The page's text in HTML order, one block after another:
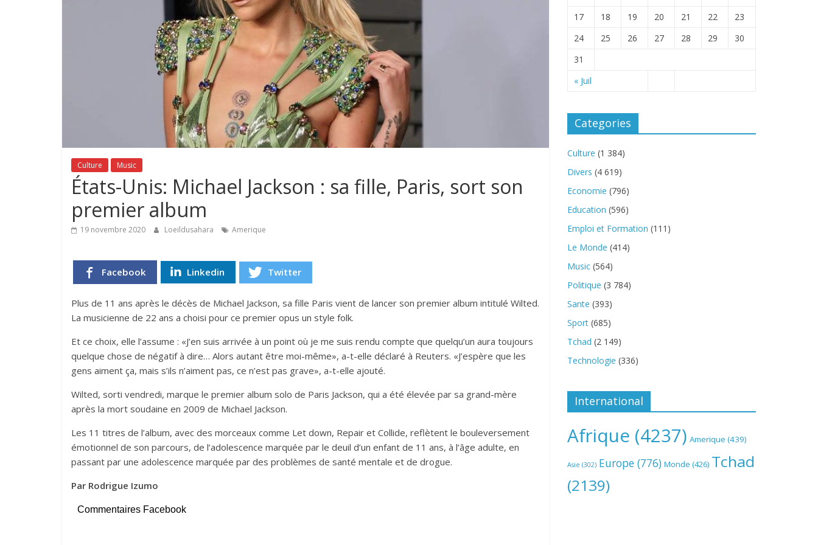
Culture Music
États-Unis: Michael Jackson : sa fille, Paris, sort son
premier album
19 novembre 2020 Loeildusahara Amerique
Facebook Linkedin Twitter
Plus de 11 ans après le décès de Michael Jackson, sa fille Paris vient de lancer son premier album intitulé Wilted.
La musicienne de 22 ans a choisi pour ce premier opus un style folk.
Et ce choix, elle l’assume : «J’en suis arrivée à un point où je me suis rendu compte que quelqu’un aura toujours
quelque chose de négatif à dire… Alors autant être moi-même», a-t-elle déclaré à Reuters. «J’espère que les
gens aiment ça, mais s’ils n’aiment pas, ce n’est pas grave», a-t-elle ajouté.
Wilted, sorti vendredi, marque le premier album solo de Paris Jackson, qui a été élevée par sa grand-mère
après la mort soudaine en 2009 de Michael Jackson.
Les 11 titres de l’album, avec des morceaux comme Let down, Repair et Collide, reflètent le bouleversement
émotionnel de son parcours, de l’adolescence marquée par le deuil d’un enfant de 11 ans, à l’âge adulte, en
passant par une adolescence marquée par des problèmes de santé mentale et de drogue.
Par Rodrigue Izumo
Commentaires Facebook
« Juil
17
18 19 20 21 22
23
24
25 26 27 28 29
30
31
Categories
Culture (1 384)
Divers (4 619)
Economie (796)
Education (596)
Emploi et Formation (111)
Le Monde (414)
Music (564)
Politique (3 784)
Sante (393)
Sport (685)
Tchad (2 149)
Technologie (336)
International
Afrique (4237) Amerique (439)
Asie (302) Europe (776) Monde (426) Tchad
(2139)